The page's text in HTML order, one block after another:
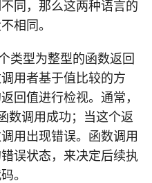
同，那么这两种语言的
相同。
类型为整型的函数返回
用者基于值比较的方
回值进行检视。通常，
数调用成功；当这个返
用出现错误。函数调用
误状态，来决定后续执
。